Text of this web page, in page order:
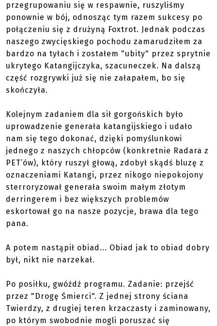
przegrupowaniu się w respawnie, ruszyliśmy
ponownie w bój, odnosząc tym razem sukcesy po
połączeniu się z drużyną Foxtrot. Jednak podczas
naszego zwycięskiego pochodu zamarudziłem za
bardzo na tyłach i zostałem "ubity" przez sprytnie
ukrytego Katangijczyka, szacuneczek. Na dalszą
część rozgrywki już się nie załapałem, bo się
skończyła.
Kolejnym zadaniem dla sił gorgońskich było
uprowadzenie generała katangijskiego i udało
nam się tego dokonać, dzięki pomyślunkowi
jednego z naszych chłopców (konkretnie Radara z
PET’ów), który ruszył głową, zdobył skądś bluzę z
oznaczeniami Katangi, przez nikogo niepokojony
sterroryzował generała swoim małym złotym
derringerem i bez większych problemów
eskortował go na nasze pozycje, brawa dla tego
pana.
A potem nastąpił obiad... Obiad jak to obiad dobry
był, nikt nie narzekał.
Po posiłku, gwóźdź programu. Zadanie: przejść
przez "Drogę Śmierci". Z jednej strony ściana
Twierdzy, z drugiej teren krzaczasty i zaminowany,
po którym swobodnie mogli poruszać się